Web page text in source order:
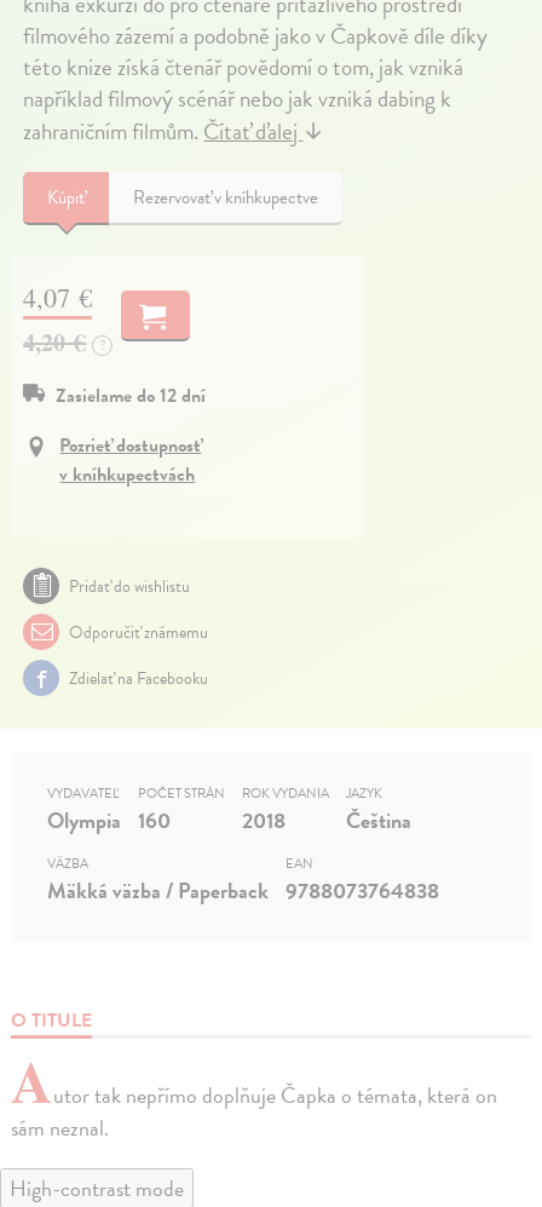
filmového zázemí a podobně jako v Čapkově díle díky
této knize získá čtenář povědomí o tom, jak vzniká
například filmový scénář nebo jak vzniká dabing k
zahraničním filmům.Čítať ďalej↓
Kúpiť Rezervovať v kníhkupectve
4,07 €
4,20 € ?
Zasielame do 12 dní
Pozrieť dostupnosť
v kníhkupectvách
Pridať do wishlistu
Odporučiť známemu
Zdielať na Facebooku
O TITULE
Autor tak nepřímo doplňuje Čapka o témata, která on
sám neznal.
VYDAVATEĽ
Olympia
POČET STRÁN
160
ROK VYDANIA
2018
JAZYK
Čeština
VÄZBA
Mäkká väzba / Paperback
EAN
9788073764838
High-contrast mode